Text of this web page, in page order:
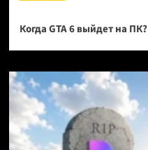
Когда GTA 6 выйдет на ПК?